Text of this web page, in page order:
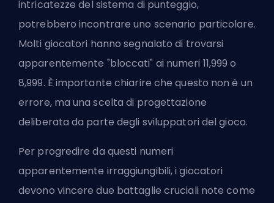
intricatezze del sistema di punteggio,
potrebbero incontrare uno scenario particolare.
Molti giocatori hanno segnalato di trovarsi
apparentemente "bloccati" ai numeri 11,999 o
8,999. È importante chiarire che questo non è un
errore, ma una scelta di progettazione
deliberata da parte degli sviluppatori del gioco.
Per progredire da questi numeri
apparentemente irraggiungibili, i giocatori
devono vincere due battaglie cruciali note come